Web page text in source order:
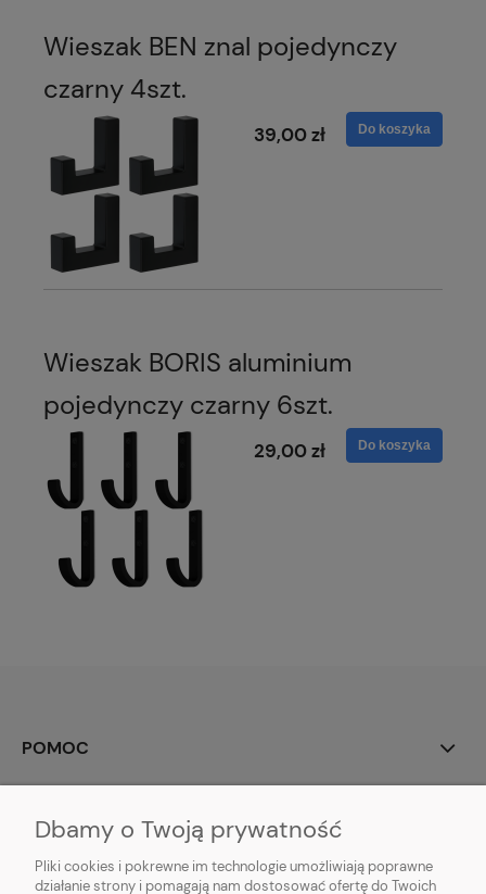
Wieszak BEN znal pojedynczy
czarny 4szt.
39,00 zł Do koszyka
Wieszak BORIS aluminium
pojedynczy czarny 6szt.
29,00 zł Do koszyka
POMOC
PŁATNOŚCI I DOSTAWA
Dbamy o Twoją prywatność
Pliki cookies i pokrewne im technologie umożliwiają poprawne
działanie strony i pomagają nam dostosować ofertę do Twoich